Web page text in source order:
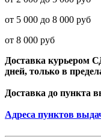
от 5 000 до 8
от 8 000
Доставка курьером
дней, только в
Доставка до пункта
Адреса пунктов